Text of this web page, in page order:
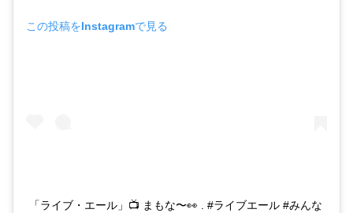
この投稿をInstagramで見る
「ライブ・エール」📺 まもな〜👀 . #ライブエール #みんな